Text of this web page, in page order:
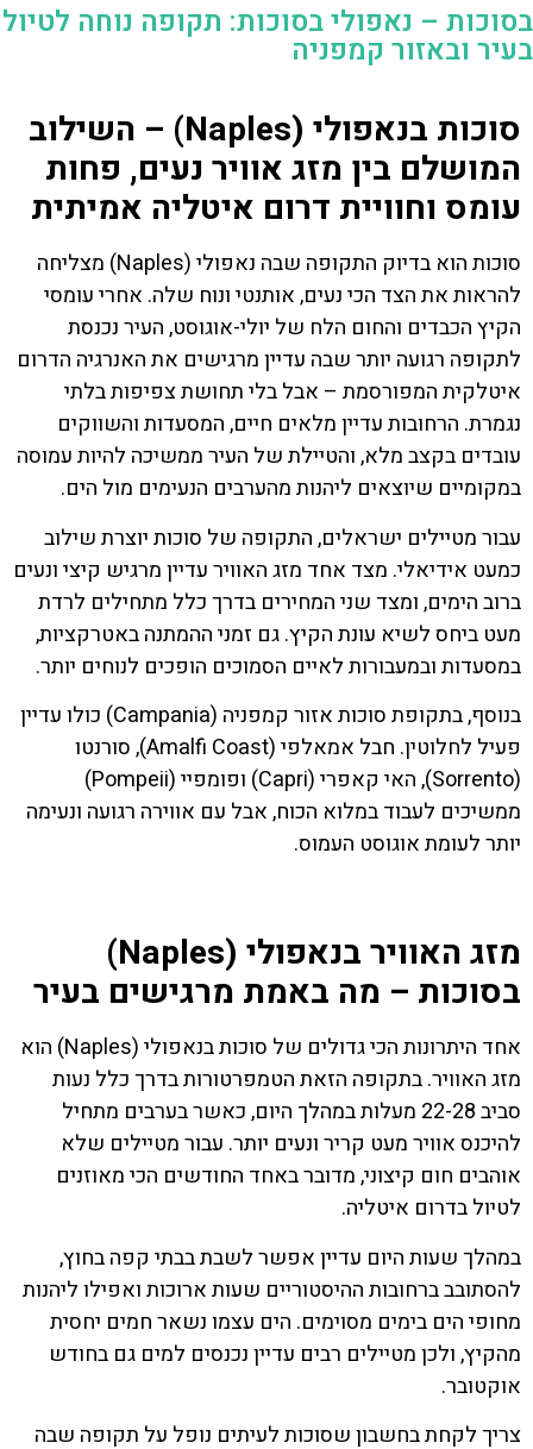
בסוכות – נאפולי בסוכות: תקופה נוחה לטיול
בעיר ובאזור קמפניה
סוכות בנאפולי (Naples) – השילוב
המושלם בין מזג אוויר נעים, פחות
עומס וחוויית דרום איטליה אמיתית
סוכות הוא בדיוק התקופה שבה נאפולי (Naples) מצליחה
להראות את הצד הכי נעים, אותנטי ונוח שלה. אחרי עומסי
הקיץ הכבדים והחום הלח של יולי-אוגוסט, העיר נכנסת
לתקופה רגועה יותר שבה עדיין מרגישים את האנרגיה הדרום
איטלקית המפורסמת – אבל בלי תחושת צפיפות בלתי
נגמרת. הרחובות עדיין מלאים חיים, המסעדות והשווקים
עובדים בקצב מלא, והטיילת של העיר ממשיכה להיות עמוסה
במקומיים שיוצאים ליהנות מהערבים הנעימים מול הים.
עבור מטיילים ישראלים, התקופה של סוכות יוצרת שילוב
כמעט אידיאלי. מצד אחד מזג האוויר עדיין מרגיש קיצי ונעים
ברוב הימים, ומצד שני המחירים בדרך כלל מתחילים לרדת
מעט ביחס לשיא עונת הקיץ. גם זמני ההמתנה באטרקציות,
במסעדות ובמעבורות לאיים הסמוכים הופכים לנוחים יותר.
בנוסף, בתקופת סוכות אזור קמפניה (Campania) כולו עדיין
פעיל לחלוטין. חבל אמאלפי (Amalfi Coast), סורנטו
(Sorrento), האי קאפרי (Capri) ופומפיי (Pompeii)
ממשיכים לעבוד במלוא הכוח, אבל עם אווירה רגועה ונעימה
יותר לעומת אוגוסט העמוס.
מזג האוויר בנאפולי (Naples)
בסוכות – מה באמת מרגישים בעיר
אחד היתרונות הכי גדולים של סוכות בנאפולי (Naples) הוא
מזג האוויר. בתקופה הזאת הטמפרטורות בדרך כלל נעות
סביב 22-28 מעלות במהלך היום, כאשר בערבים מתחיל
להיכנס אוויר מעט קריר ונעים יותר. עבור מטיילים שלא
אוהבים חום קיצוני, מדובר באחד החודשים הכי מאוזנים
לטיול בדרום איטליה.
במהלך שעות היום עדיין אפשר לשבת בבתי קפה בחוץ,
להסתובב ברחובות ההיסטוריים שעות ארוכות ואפילו ליהנות
מחופי הים בימים מסוימים. הים עצמו נשאר חמים יחסית
מהקיץ, ולכן מטיילים רבים עדיין נכנסים למים גם בחודש
אוקטובר.
צריך לקחת בחשבון שסוכות לעיתים נופל על תקופה שבה